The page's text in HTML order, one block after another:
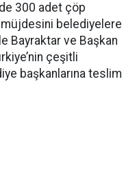
300 adet çöp
belediyelere
Bayraktar ve Başkan
çeşitli
başkanlarına teslim